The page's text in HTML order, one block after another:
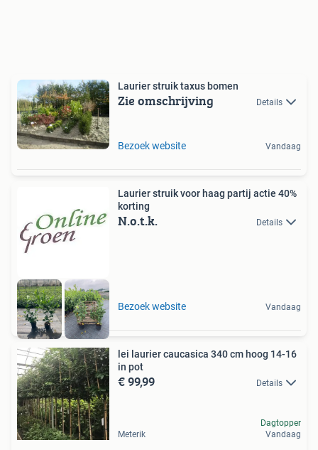
Laurier struik taxus bomen
Zie omschrijving Details
Bezoek website Vandaag
Laurier struik voor haag partij actie 40%
korting
N.o.t.k. Details
Bezoek website Vandaag
lei laurier caucasica 340 cm hoog 14-16
in pot
€ 99,99 Details
Meterik
Dagtopper
Vandaag